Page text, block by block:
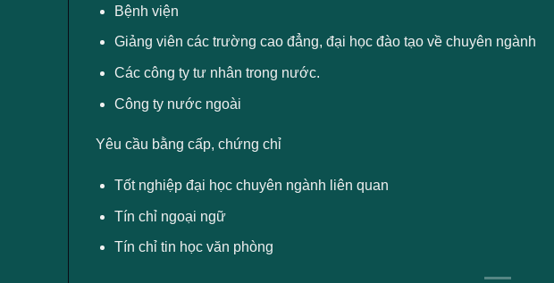
Bệnh viện
Giảng viên các trường cao đẳng, đại học đào tạo về chuyên ngành
Các công ty tư nhân trong nước.
Công ty nước ngoài
Yêu cầu bằng cấp, chứng chỉ
Tốt nghiệp đại học chuyên ngành liên quan
Tín chỉ ngoại ngữ
Tín chỉ tin học văn phòng